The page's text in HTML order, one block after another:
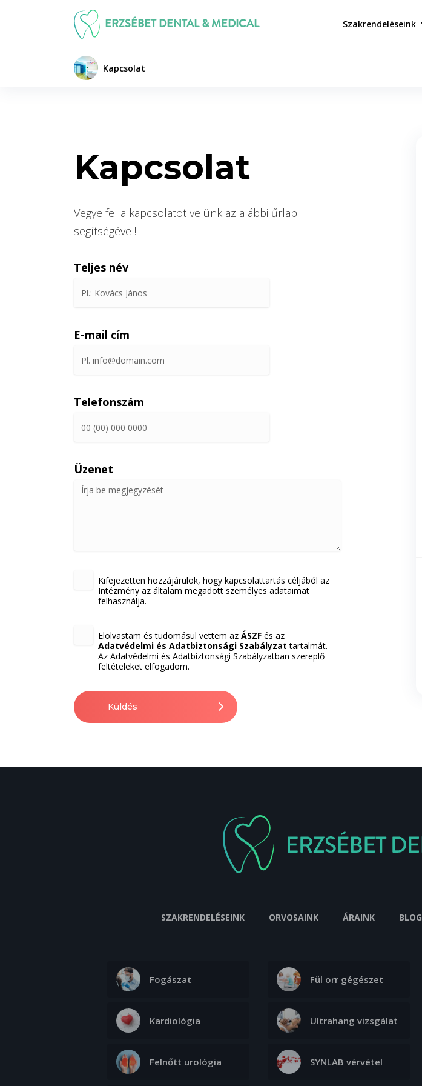
ERZSÉBET DENTAL & MEDICAL Szakrendeléseink
Kapcsolat
Kapcsolat
Vegye fel a kapcsolatot velünk az alábbi űrlap
segítségével!
Teljes név
E-mail cím
Telefonszám
Üzenet
Kifejezetten hozzájárulok, hogy kapcsolattartás céljából az
Intézmény az általam megadott személyes adataimat
felhasználja.
Elolvastam és tudomásul vettem az ÁSZF és az
Adatvédelmi és Adatbiztonsági Szabályzat tartalmát.
Az Adatvédelmi és Adatbiztonsági Szabályzatban szereplő
feltételeket elfogadom.
Küldés
SZAKRENDELÉSEINK ORVOSAINK ÁRAINK BLOG
Fogászat Fül orr gégészet
Kardiológia Ultrahang vizsgálat
Felnőtt urológia SYNLAB vérvétel